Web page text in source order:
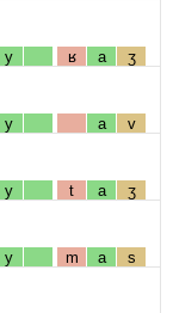
y ʁ a ʒ
y a v
y t a ʒ
y m a s